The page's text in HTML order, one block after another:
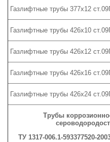
Газлифтные трубы 377х12
Газлифтные трубы 426х10
Газлифтные трубы 426х12
Газлифтные трубы 426х16
Газлифтные трубы 426х24
Трубы
ТУ 1317-006.1-593377520-